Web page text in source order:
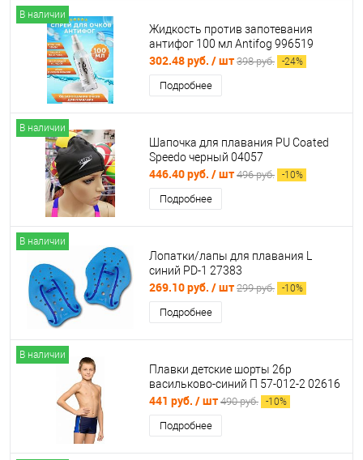
В наличии
Жидкость против запотевания
антифог 100 мл Antifog 996519
302.48 руб. / шт 398 руб. -24%
Подробнее
В наличии
Шапочка для плавания PU Coated
Speedo черный 04057
446.40 руб. / шт 496 руб. -10%
Подробнее
В наличии
Лопатки/лапы для плавания L
cиний PD-1 27383
269.10 руб. / шт 299 руб. -10%
Подробнее
В наличии
Плавки детские шорты 26р
васильково-синий П 57-012-2 02616
441 руб. / шт 490 руб. -10%
Подробнее